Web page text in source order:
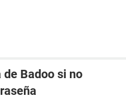
Badoo si no